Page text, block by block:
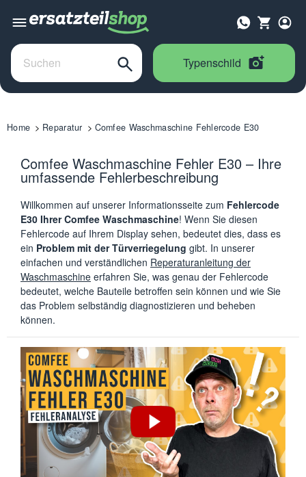
Typenschild
Home Reparatur Comfee Waschmaschine Fehlercode E30
Comfee Waschmaschine Fehler E30 – Ihre
umfassende Fehlerbeschreibung
Willkommen auf unserer Informationsseite zum Fehlercode
E30 Ihrer Comfee Waschmaschine! Wenn Sie diesen
Fehlercode auf Ihrem Display sehen, bedeutet dies, dass es
ein Problem mit der Türverriegelung gibt. In unserer
einfachen und verständlichen Reperaturanleitung der
Waschmaschine erfahren Sie, was genau der Fehlercode
bedeutet, welche Bauteile betroffen sein können und wie Sie
das Problem selbständig diagnostizieren und beheben
können.